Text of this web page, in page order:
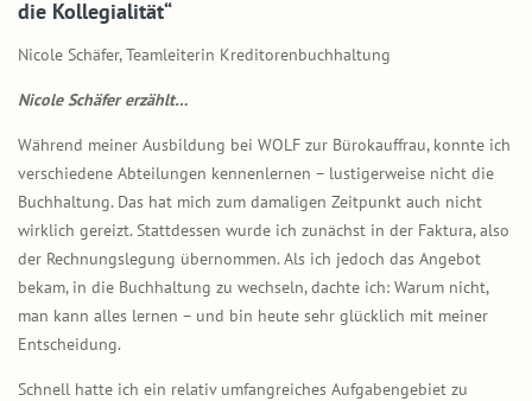
die Kollegialität“
Nicole Schäfer, Teamleiterin Kreditorenbuchhaltung
Nicole Schäfer erzählt…
Während meiner Ausbildung bei WOLF zur Bürokauffrau, konnte ich
verschiedene Abteilungen kennenlernen – lustigerweise nicht die
Buchhaltung. Das hat mich zum damaligen Zeitpunkt auch nicht
wirklich gereizt. Stattdessen wurde ich zunächst in der Faktura, also
der Rechnungslegung übernommen. Als ich jedoch das Angebot
bekam, in die Buchhaltung zu wechseln, dachte ich: Warum nicht,
man kann alles lernen – und bin heute sehr glücklich mit meiner
Entscheidung.
Schnell hatte ich ein relativ umfangreiches Aufgabengebiet zu